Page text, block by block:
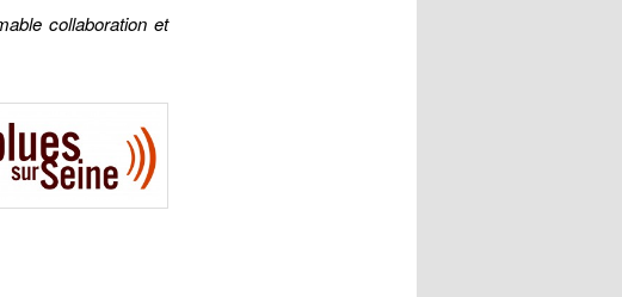
collaboration et